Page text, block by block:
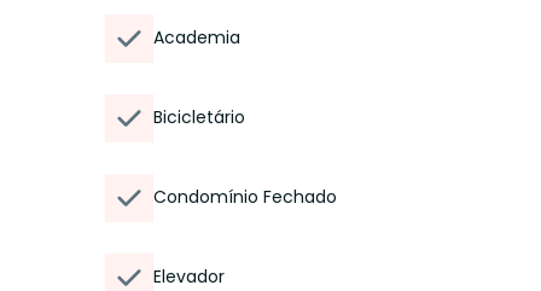
Academia
Bicicletário
Condomínio Fechado
Elevador